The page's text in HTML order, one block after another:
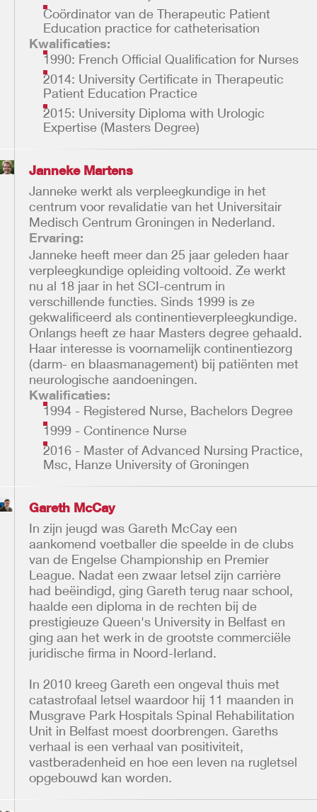
Coördinator van de Therapeutic Patient
Education practice for catheterisation
Kwalificaties:
1990: French Official Qualification for Nurses
2014: University Certificate in Therapeutic
Patient Education Practice
2015: University Diploma with Urologic
Expertise (Masters Degree)
Janneke Martens
Janneke werkt als verpleegkundige in het
centrum voor revalidatie van het Universitair
Medisch Centrum Groningen in Nederland.
Ervaring:
Janneke heeft meer dan 25 jaar geleden haar
verpleegkundige opleiding voltooid. Ze werkt
nu al 18 jaar in het SCI-centrum in
verschillende functies. Sinds 1999 is ze
gekwalificeerd als continentieverpleegkundige.
Onlangs heeft ze haar Masters degree gehaald.
Haar interesse is voornamelijk continentiezorg
(darm- en blaasmanagement) bij patiënten met
neurologische aandoeningen.
Kwalificaties:
1994 - Registered Nurse, Bachelors Degree
1999 - Continence Nurse
2016 - Master of Advanced Nursing Practice,
Msc, Hanze University of Groningen
Gareth McCay
In zijn jeugd was Gareth McCay een
aankomend voetballer die speelde in de clubs
van de Engelse Championship en Premier
League. Nadat een zwaar letsel zijn carrière
had beëindigd, ging Gareth terug naar school,
haalde een diploma in de rechten bij de
prestigieuze Queen's University in Belfast en
ging aan het werk in de grootste commerciële
juridische firma in Noord-Ierland.
In 2010 kreeg Gareth een ongeval thuis met
catastrofaal letsel waardoor hij 11 maanden in
Musgrave Park Hospitals Spinal Rehabilitation
Unit in Belfast moest doorbrengen. Gareths
verhaal is een verhaal van positiviteit,
vastberadenheid en hoe een leven na rugletsel
opgebouwd kan worden.